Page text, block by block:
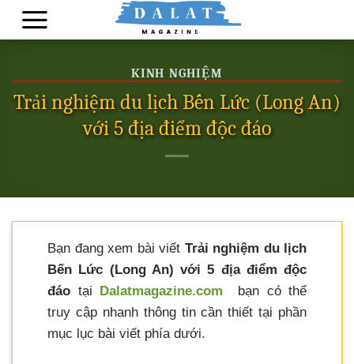
Skip
KINH NGHIỆM
Trải nghiệm du lịch Bến Lức (Long An)
với 5 địa điểm độc đáo
Bạn đang xem bài viết Trải nghiệm du lịch
Bến Lức (Long An) với 5 địa điểm độc
đáo tại Dalatmagazine.com
bạn có thể
truy cập nhanh thông tin cần thiết tại phần
mục lục bài viết phía dưới.